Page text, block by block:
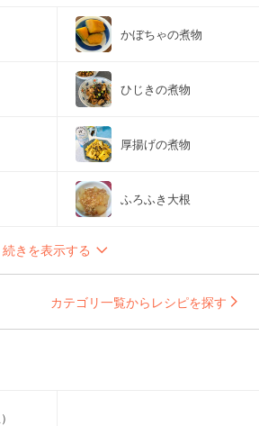
かぼちゃの煮物
ひじきの煮物
厚揚げの煮物
ふろふき大根
続きを表示する
カテゴリ一覧からレシピを探す